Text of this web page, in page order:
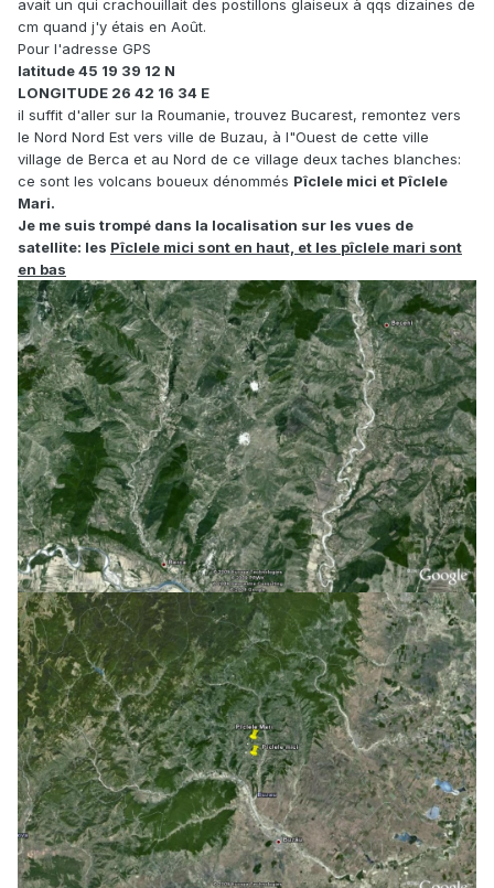
avait un qui crachouillait des postillons glaiseux à qqs dizaines de
cm quand j'y étais en Août.
Pour l'adresse GPS
latitude 45 19 39 12 N
LONGITUDE 26 42 16 34 E
il suffit d'aller sur la Roumanie, trouvez Bucarest, remontez vers
le Nord Nord Est vers ville de Buzau, à l"Ouest de cette ville
village de Berca et au Nord de ce village deux taches blanches:
ce sont les volcans boueux dénommés Pîclele mici et Pîclele
Mari.
Je me suis trompé dans la localisation sur les vues de
satellite: les Pîclele mici sont en haut, et les pîclele mari sont
en bas